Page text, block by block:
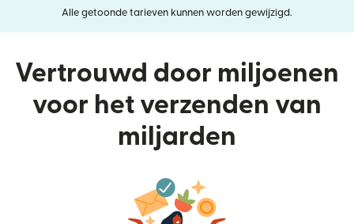
Alle getoonde tarieven kunnen worden gewijzigd.
Vertrouwd door miljoenen
voor het verzenden van
miljarden